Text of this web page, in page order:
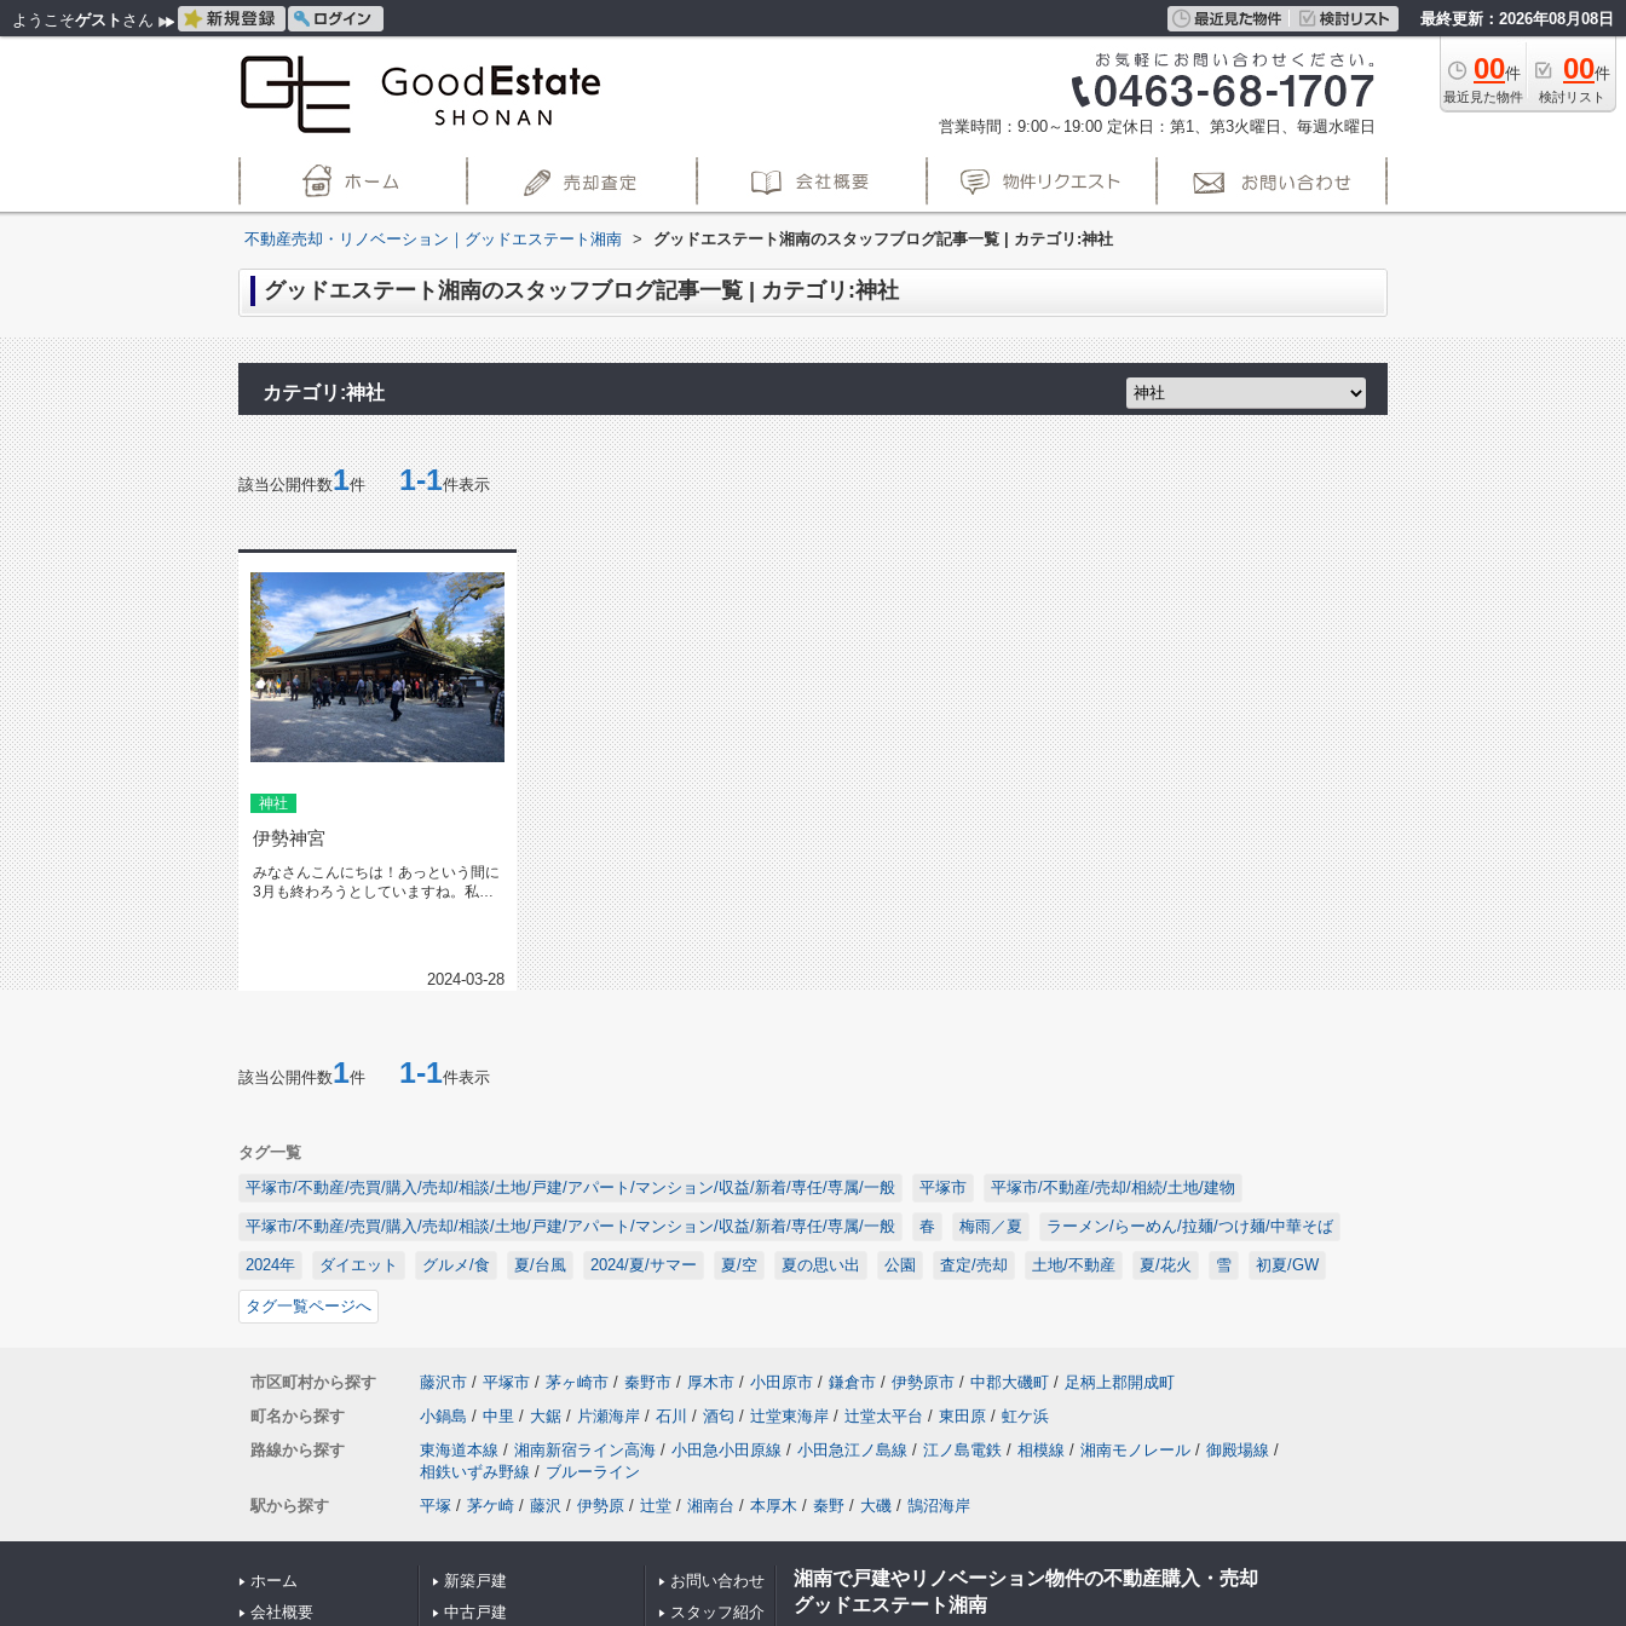
ようこそゲスト さん 最終更新：2026年08月08日
00件
最近見た物件
00件
検討リスト
営業時間：9:00～19:00 定休日：第1、第3火曜日、毎週水曜日
不動産売却・リノベーション｜グッドエステート湘南 > グッドエステート湘南のスタッフブログ記事一覧 | カテゴリ:神社
グッドエステート湘南のスタッフブログ記事一覧 | カテゴリ:神社
カテゴリ:神社
該当公開件数1件1-1件表示
神社
伊勢神宮
みなさんこんにちは！あっという間に
3月も終わろうとしていますね。私的
2024-03-28
該当公開件数1件 1-1件表示
タグ一覧
平塚市/不動産/売買/購入/売却/相談/土地/戸建/アパート/マンション/収益/新着/専任/専属/一般
平塚市 平塚市/不動産/売却/相続/土地/建物
平塚市/不動産/売買/購入/売却/相談/土地/戸建/アパート/マンション/収益/新着/専任/専属/一般 春 梅雨／夏 ラーメン/らーめん/拉麺/つけ麺/中華そば
2024年 ダイエット グルメ/食 夏/台風 2024/夏/サマー 夏/空 夏の思い出 公園 査定/売却 土地/不動産 夏/花火 雪 初夏/GW
タグ一覧ページへ
市区町村から探す 藤沢市 / 平塚市 / 茅ヶ崎市 / 秦野市 / 厚木市 / 小田原市 / 鎌倉市 / 伊勢原市 / 中郡大磯町 / 足柄上郡開成町
町名から探す
小鍋島 / 中里 / 大鋸 / 片瀬海岸 / 石川 / 酒匂 / 辻堂東海岸 / 辻堂太平台 / 東田原 / 虹ケ浜
路線から探す
東海道本線 / 湘南新宿ライン高海 / 小田急小田原線 / 小田急江ノ島線 / 江ノ島電鉄 / 相模線 / 湘南モノレール / 御殿場線 /
相鉄いずみ野線 / ブルーライン
駅から探す
平塚 / 茅ケ崎 / 藤沢 / 伊勢原 / 辻堂 / 湘南台 / 本厚木 / 秦野 / 大磯 / 鵠沼海岸
ホーム
会社概要
新築戸建
中古戸建
お問い合わせ
スタッフ紹介
湘南で戸建やリノベーション物件の不動産購入・売却
グッドエステート湘南